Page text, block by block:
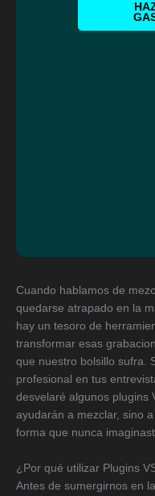
Cuando hablamos de
quedarse atrapado en la
hay un tesoro de
transformar esas
que nuestro bolsillo sufra.
profesional en tus
desvelaré algunos plugins
ayudarán a mezclar, sino
forma que nunca
¿Por qué utilizar Plugins
Antes de sumergirnos en